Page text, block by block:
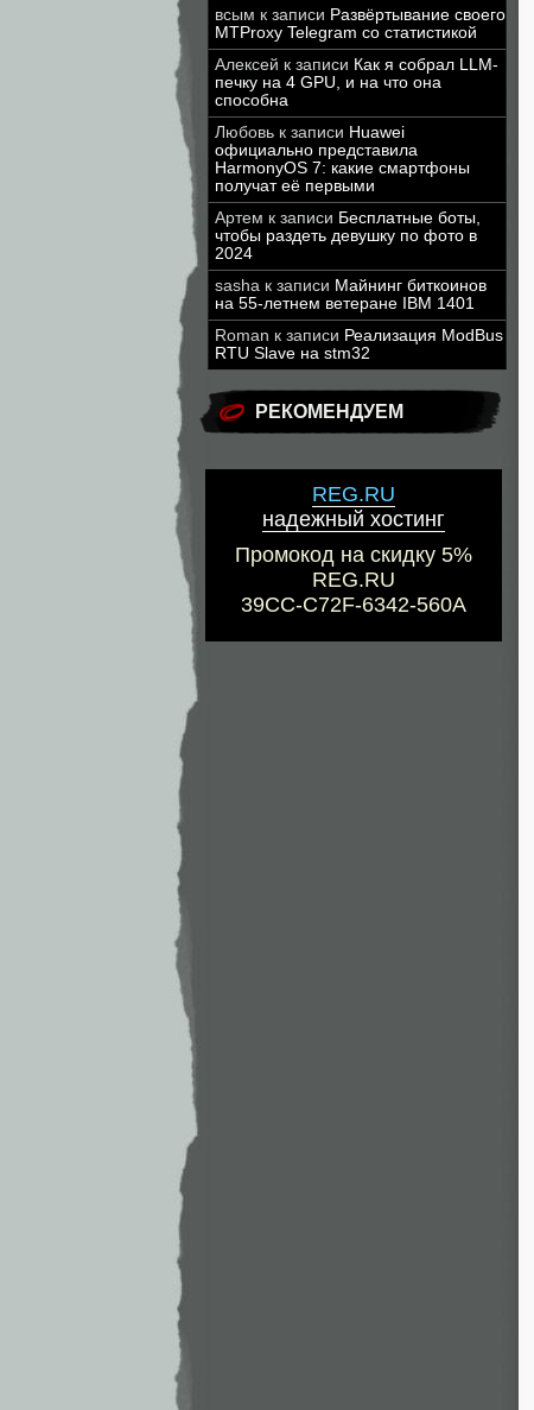
всым к записи Развёртывание своего
MTProxy Telegram со статистикой
Алексей к записи Как я собрал LLM-
печку на 4 GPU, и на что она
способна
Любовь к записи Huawei
официально представила
HarmonyOS 7: какие смартфоны
получат её первыми
Артем к записи Бесплатные боты,
чтобы раздеть девушку по фото в
2024
sasha к записи Майнинг биткоинов
на 55-летнем ветеране IBM 1401
Roman к записи Реализация ModBus
RTU Slave на stm32
РЕКОМЕНДУЕМ
REG.RU
надежный хостинг
Промокод на скидку 5%
REG.RU
39CC-C72F-6342-560A